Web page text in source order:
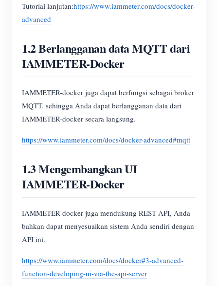
Tutorial lanjutan:https://www.iammeter.com/docs/docker-
advanced
1.2 Berlangganan data MQTT dari
IAMMETER-Docker
IAMMETER-docker juga dapat berfungsi sebagai broker
MQTT, sehingga Anda dapat berlangganan data dari
IAMMETER-docker secara langsung.
https://www.iammeter.com/docs/docker-advanced#mqtt
1.3 Mengembangkan UI
IAMMETER-Docker
IAMMETER-docker juga mendukung REST API, Anda
bahkan dapat menyesuaikan sistem Anda sendiri dengan
API ini.
https://www.iammeter.com/docs/docker#3-advanced-
function-developing-ui-via-the-api-server